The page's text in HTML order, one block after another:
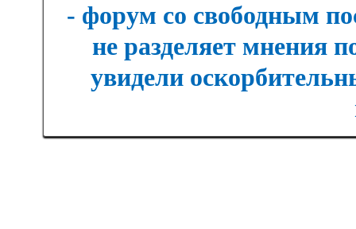
- форум со свободным
не разделяет мнения
увидели